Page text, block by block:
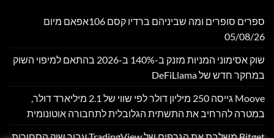
ספרים סופרים ומה שביניהם ברדיו קסם 106אפאם מיום
05/08/26
שוק אסימוני המניות מזנק ב-140% ב-2026 בהתאם למיפוי השוק
במחקר חדש של DeFiLlama
Moove גייסה 250 מיליון דולר לפי שווי של 2.1 מיליארד דולר,
במטרה להרחיב את התשתית הגלובלית לתחבורה אוטונומית